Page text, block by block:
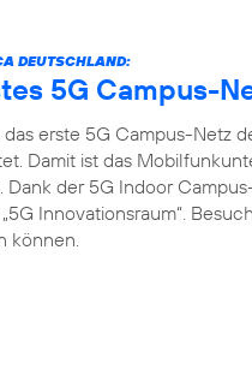
DEUTSCHLAND:
5G Campus-
erste 5G Campus-Netz
Damit ist das
der 5G Indoor
Innovationsraum“.
können.